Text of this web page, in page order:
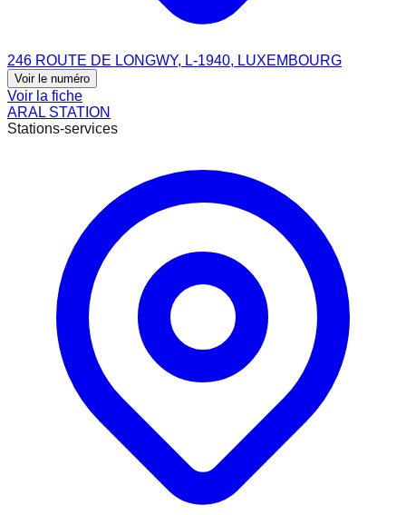
246 ROUTE DE LONGWY, L-1940, LUXEMBOURG
Voir le numéro
Voir la fiche
ARAL STATION
Stations-services